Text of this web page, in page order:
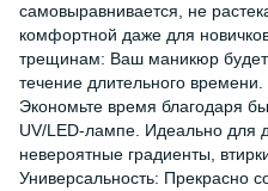
самовыравнивается, не
комфортной даже для
трещинам: Ваш маникюр будет
течение длительного
Экономьте время благодаря
UV/LED-лампе. Идеально для
невероятные градиенты,
Универсальность: Прекрасно